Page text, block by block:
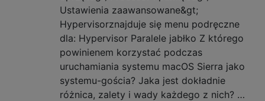
Ustawienia zaawansowane&gt;
Hypervisorznajduje się menu podręczne
dla: Hypervisor Paralele jabłko Z którego
powinienem korzystać podczas
uruchamiania systemu macOS Sierra jako
systemu-gościa? Jaka jest dokładnie
różnica, zalety i wady każdego z nich? …